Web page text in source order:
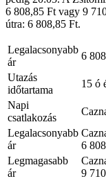
6 808,85 Ft vagy 9
útra: 6 808,85 Ft.
Legalacsonyabb
ár
6
Utazás
időtartama
15 ó
Napi
csatlakozás
Legalacsonyabb
ár
6
Legmagasabb
ár
9